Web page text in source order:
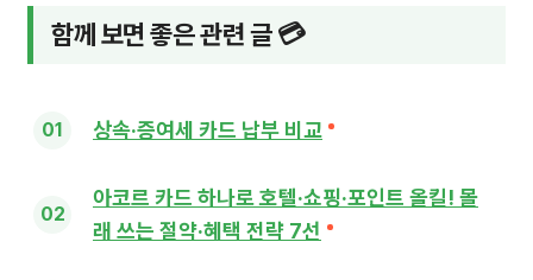
함께 보면 좋은 관련 글 💳
상속·증여세 카드 납부 비교
아코르 카드 하나로 호텔·쇼핑·포인트 올킬! 몰
래 쓰는 절약·혜택 전략 7선